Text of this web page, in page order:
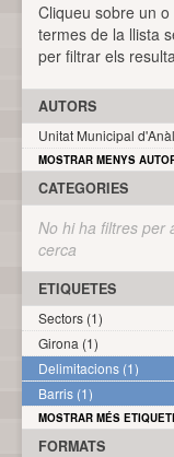
Cliqueu sobre un o
termes de la llista
per filtrar els
AUTORS
Unitat Municipal
MOSTRAR MENYS
CATEGORIES
No hi ha filtres per
cerca
ETIQUETES
Sectors (1)
Girona (1)
Delimitacions (1)
Barris (1)
MOSTRAR MÉS
FORMATS